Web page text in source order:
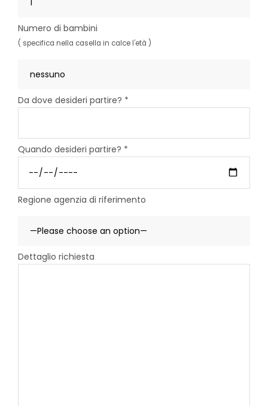
Numero di bambini
( specifica nella casella in calce l'età )
Da dove desideri partire? *
Quando desideri partire? *
Regione agenzia di riferimento
Dettaglio richiesta